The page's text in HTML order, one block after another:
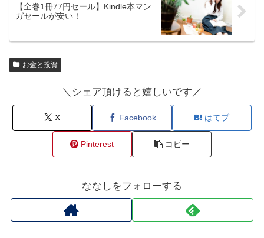
【全巻1冊77円セール】Kindle本マン
ガセールが安い！
お金と投資
＼シェア頂けると嬉しいです／
X Facebook はてブ
Pinterest コピー
ななしをフォローする